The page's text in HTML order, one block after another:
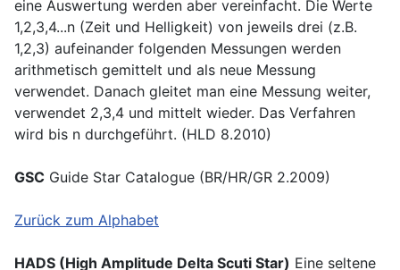
eine Auswertung werden aber vereinfacht. Die Werte
1,2,3,4...n (Zeit und Helligkeit) von jeweils drei (z.B.
1,2,3) aufeinander folgenden Messungen werden
arithmetisch gemittelt und als neue Messung
verwendet. Danach gleitet man eine Messung weiter,
verwendet 2,3,4 und mittelt wieder. Das Verfahren
wird bis n durchgeführt. (HLD 8.2010)
GSC Guide Star Catalogue (BR/HR/GR 2.2009)
Zurück zum Alphabet
HADS (High Amplitude Delta Scuti Star) Eine seltene